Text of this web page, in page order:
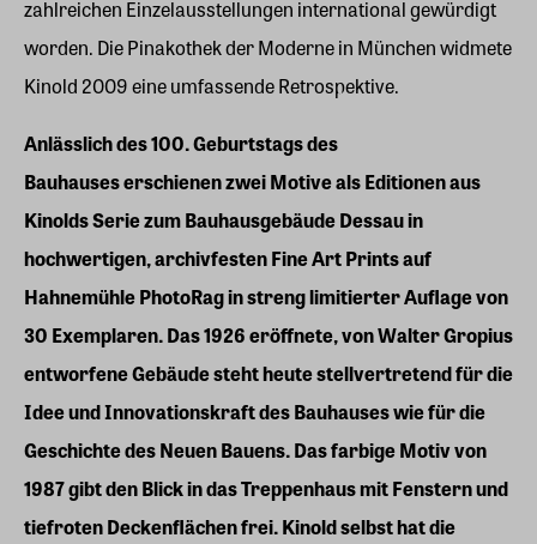
zahlreichen Einzelausstellungen international gewürdigt
worden. Die Pinakothek der Moderne in München widmete
Kinold 2009 eine umfassende Retrospektive.
Anlässlich des 100. Geburtstags des
Bauhauses erschienen zwei Motive als Editionen aus
Kinolds Serie zum Bauhausgebäude Dessau in
hochwertigen, archivfesten Fine Art Prints auf
Hahnemühle PhotoRag in streng limitierter Auflage von
30 Exemplaren. Das 1926 eröffnete, von Walter Gropius
entworfene Gebäude steht heute stellvertretend für die
Idee und Innovationskraft des Bauhauses wie für die
Geschichte des Neuen Bauens. Das farbige Motiv von
1987 gibt den Blick in das Treppenhaus mit Fenstern und
tiefroten Deckenflächen frei. Kinold selbst hat die